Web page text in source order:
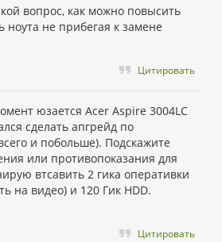
вопрос, как можно повысить
ноута не прибегая к замене
Цитировать
юзается Acer Aspire 3004LC
сделать апгрейд по
и побольше). Подскажите
или противопоказания для
втсавить 2 гика оперативки
на видео) и 120 Гик HDD.
Цитировать